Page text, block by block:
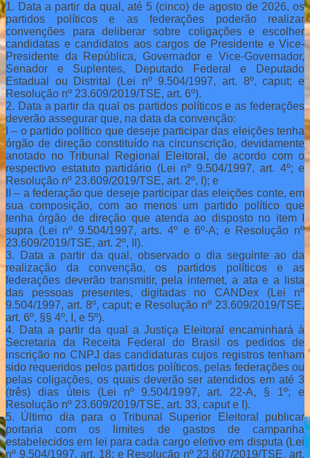
1. Data a partir da qual, até 5 (cinco) de agosto de 2026, os
partidos políticos e as federações poderão realizar
convenções para deliberar sobre coligações e escolher
candidatas e candidatos aos cargos de Presidente e Vice-
Presidente da República, Governador e Vice-Governador,
Senador e Suplentes, Deputado Federal e Deputado
Estadual ou Distrital (Lei nº 9.504/1997, art. 8º, caput; e
Resolução nº 23.609/2019/TSE, art. 6º).
2. Data a partir da qual os partidos políticos e as federações
deverão assegurar que, na data da convenção:
I – o partido político que deseje participar das eleições tenha
órgão de direção constituído na circunscrição, devidamente
anotado no Tribunal Regional Eleitoral, de acordo com o
respectivo estatuto partidário (Lei nº 9.504/1997, art. 4º; e
Resolução nº 23.609/2019/TSE, art. 2º, I); e
II – a federação que deseje participar das eleições conte, em
sua composição, com ao menos um partido político que
tenha órgão de direção que atenda ao disposto no item I
supra (Lei nº 9.504/1997, arts. 4º e 6º-A; e Resolução nº
23.609/2019/TSE, art. 2º, II).
3. Data a partir da qual, observado o dia seguinte ao da
realização da convenção, os partidos políticos e as
federações deverão transmitir, pela internet, a ata e a lista
das pessoas presentes, digitadas no CANDex (Lei nº
9.504/1997, art. 8º, caput; e Resolução nº 23.609/2019/TSE,
art. 6º, §§ 4º, I, e 5º).
4. Data a partir da qual a Justiça Eleitoral encaminhará à
Secretaria da Receita Federal do Brasil os pedidos de
inscrição no CNPJ das candidaturas cujos registros tenham
sido requeridos pelos partidos políticos, pelas federações ou
pelas coligações, os quais deverão ser atendidos em até 3
(três) dias úteis (Lei nº 9.504/1997, art. 22-A, § 1º; e
Resolução nº 23.609/2019/TSE, art. 33, caput e I).
5. Último dia para o Tribunal Superior Eleitoral publicar
portaria com os limites de gastos de campanha
estabelecidos em lei para cada cargo eletivo em disputa (Lei
nº 9.504/1997, art. 18; e Resolução nº 23.607/2019/TSE, art.